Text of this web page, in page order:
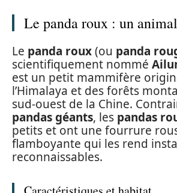
Le panda roux : un
Le panda roux(ou panda
scientifiquement nommé
est un petit mammifère
l’Himalaya et des forêts
sud-ouest de la Chine.
pandas géants, les pandas
petits et ont une fourrure
flamboyante qui les rend
reconnaissables.